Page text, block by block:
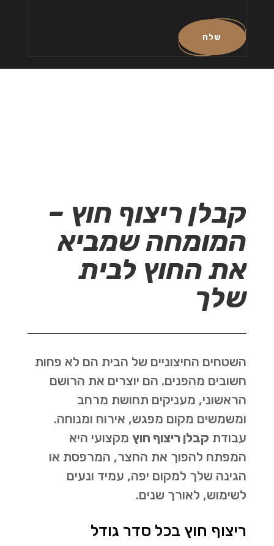
שלח
קבלן ריצוף חוץ –
המומחה שמביא
את החוץ לבית
שלך
השטחים החיצוניים של הבית הם לא פחות
חשובים מהפנים. הם יוצרים את הרושם
הראשוני, מעניקים תחושת מרחב
ומשמשים מקום מפגש, אירוח ומנוחה.
עבודת קבלן ריצוף חוץמקצועי היא
המפתח להפוך את החצר, המרפסת או
הגינה שלך למקום יפה, עמיד ונעים
לשימוש, לאורך שנים.
ריצוף חוץ בכל סדר גודל